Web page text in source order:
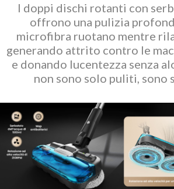
I doppi dischi rotanti con
offrono una pulizia
microfibra ruotano mentre
generando attrito contro le
e donando lucentezza senza
non sono solo puliti, sono